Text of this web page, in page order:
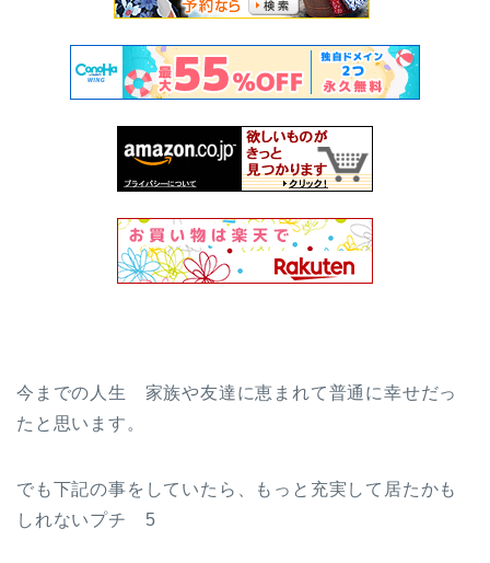
今までの人生 家族や友達に恵まれて普通に幸せだっ
たと思います。
でも下記の事をしていたら、もっと充実して居たかも
しれないプチ 5